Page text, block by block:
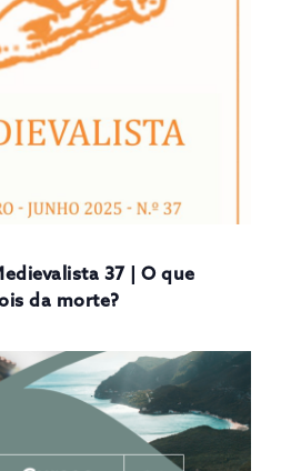
37 | O que
da morte?